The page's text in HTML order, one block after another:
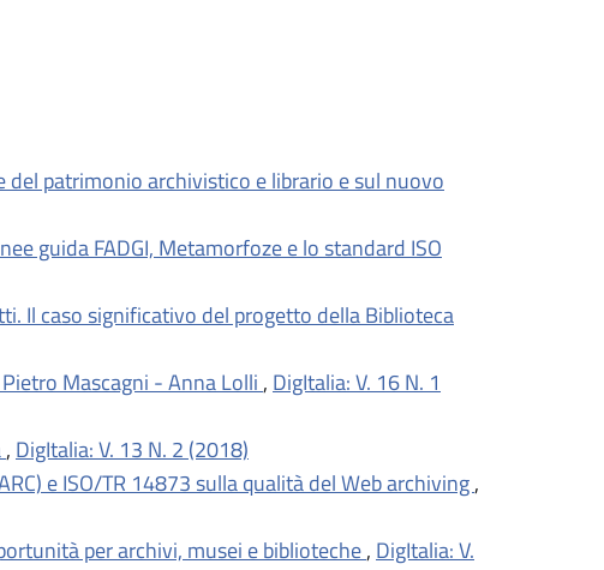
del patrimonio archivistico e librario e sul nuovo
guida FADGI, Metamorfoze e lo standard ISO
Il caso significativo del progetto della Biblioteca
Mascagni - Anna Lolli , DigItalia: V. 16 N. 1
, DigItalia: V. 13 N. 2 (2018)
e ISO/TR 14873 sulla qualità del Web archiving,
per archivi, musei e biblioteche, DigItalia: V.